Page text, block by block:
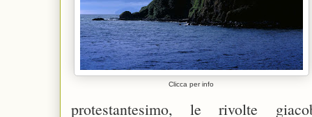
Clicca per info
protestantesimo, le rivolte